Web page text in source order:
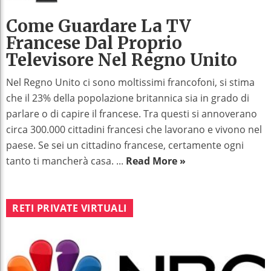
Come Guardare La TV
Francese Dal Proprio
Televisore Nel Regno Unito
Nel Regno Unito ci sono moltissimi francofoni, si stima
che il 23% della popolazione britannica sia in grado di
parlare o di capire il francese. Tra questi si annoverano
circa 300.000 cittadini francesi che lavorano e vivono nel
paese. Se sei un cittadino francese, certamente ogni
tanto ti mancherà casa. ... Read More »
RETI PRIVATE VIRTUALI